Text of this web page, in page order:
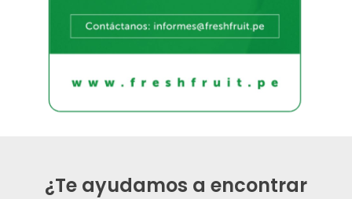
¿Te ayudamos a encontrar